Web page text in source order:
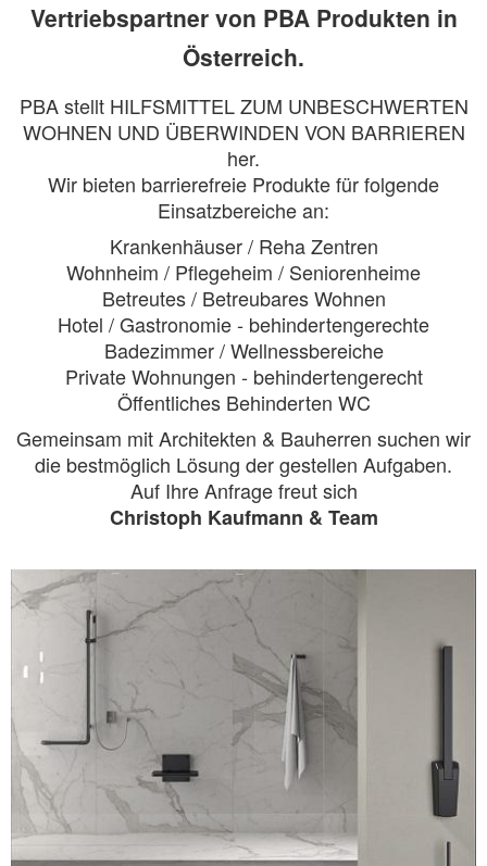
Vertriebspartner von PBA Produkten in
Österreich.
PBA stellt HILFSMITTEL ZUM UNBESCHWERTEN
WOHNEN UND ÜBERWINDEN VON BARRIEREN
her.
Wir bieten barrierefreie Produkte für folgende
Einsatzbereiche an:
Krankenhäuser / Reha Zentren
Wohnheim / Pflegeheim / Seniorenheime
Betreutes / Betreubares Wohnen
Hotel / Gastronomie - behindertengerechte
Badezimmer / Wellnessbereiche
Private Wohnungen - behindertengerecht
Öffentliches Behinderten WC
Gemeinsam mit Architekten & Bauherren suchen wir
die bestmöglich Lösung der gestellen Aufgaben.
Auf Ihre Anfrage freut sich
Christoph Kaufmann & Team